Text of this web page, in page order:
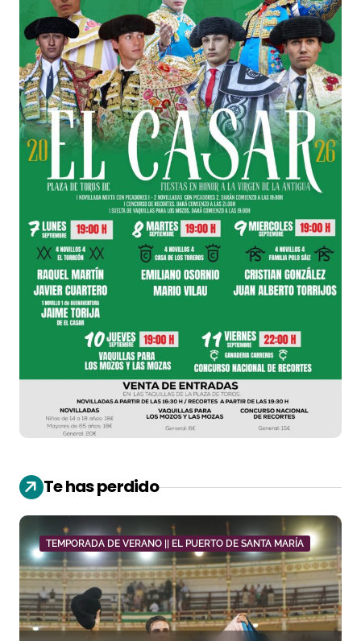
Te has perdido
TEMPORADA DE VERANO || EL PUERTO DE SANTA MARÍA